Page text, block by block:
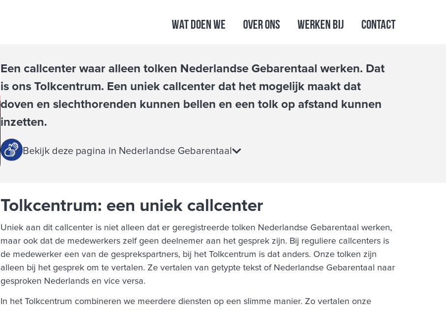
Wat doen we Over ons Werken bij Contact
Een callcenter waar alleen tolken Nederlandse Gebarentaal werken. Dat
is ons Tolkcentrum. Een uniek callcenter dat het mogelijk maakt dat
doven en slechthorenden kunnen bellen en een tolk op afstand kunnen
inzetten.
Bekijk deze pagina in Nederlandse Gebarentaal
Tolkcentrum: een uniek callcenter
Uniek aan dit callcenter is niet alleen dat er geregistreerde tolken Nederlandse Gebarentaal werken,
maar ook dat de medewerkers zelf geen deelnemer aan het gesprek zijn. Bij reguliere callcenters is
de medewerker een van de gesprekspartners, bij het Tolkcentrum is dat anders. Onze tolken zijn
alleen bij het gesprek om te vertalen. Ze vertalen van getypte tekst of Nederlandse Gebarentaal naar
gesproken Nederlands en vice versa.
In het Tolkcentrum combineren we meerdere diensten op een slimme manier. Zo vertalen onze